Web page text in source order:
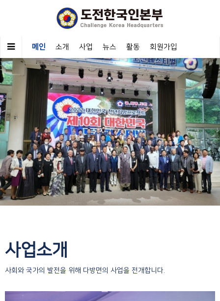
메인 소개 사업 뉴스 활동 회원가입
사업소개
사회와 국가의 발전을 위해 다방면의 사업을 전개합니다.